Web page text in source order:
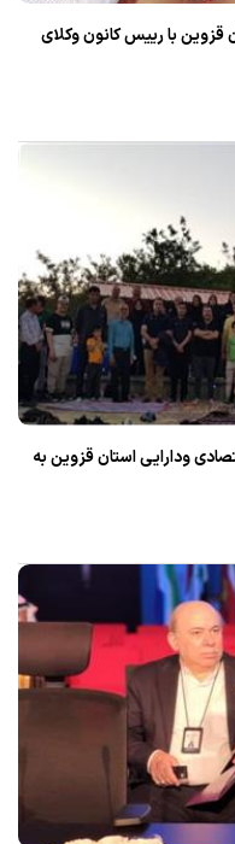
با رییس كانون وكلای
ودارایی استان قزوین به